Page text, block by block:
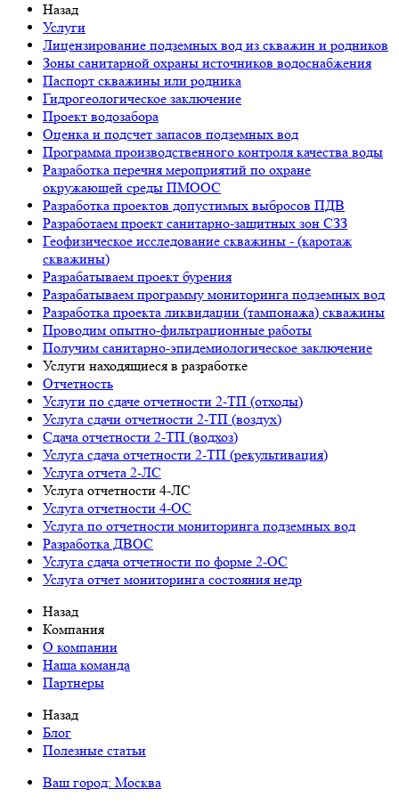
Назад
Услуги
Лицензирование подземных вод из скважин и родников
Зоны санитарной охраны источников водоснабжения
Паспорт скважины или родника
Гидрогеологическое заключение
Проект водозабора
Оценка и подсчет запасов подземных вод
Программа производственного контроля качества воды
Разработка перечня мероприятий по охране
окружающей среды ПМООС
Разработка проектов допустимых выбросов ПДВ
Разработаем проект санитарно-защитных зон СЗЗ
Геофизическое исследование скважины - (каротаж
скважины)
Разрабатываем проект бурения
Разрабатываем программу мониторинга подземных вод
Разработка проекта ликвидации (тампонажа) скважины
Проводим опытно-фильтрационные работы
Получим санитарно-эпидемиологическое заключение
Услуги находящиеся в разработке
Отчетность
Услуги по сдаче отчетности 2-ТП (отходы)
Услуга сдачи отчетности 2-ТП (воздух)
Сдача отчетности 2-ТП (водхоз)
Услуга сдача отчетности 2-ТП (рекультивация)
Услуга отчета 2-ЛС
Услуга отчетности 4-ЛС
Услуга отчетности 4-ОС
Услуга по отчетности мониторинга подземных вод
Разработка ДВОС
Услуга сдача отчетности по форме 2-ОС
Услуга отчет мониторинга состояния недр
Назад
Компания
О компании
Наша команда
Партнеры
Назад
Блог
Полезные статьи
Ваш город: Москва